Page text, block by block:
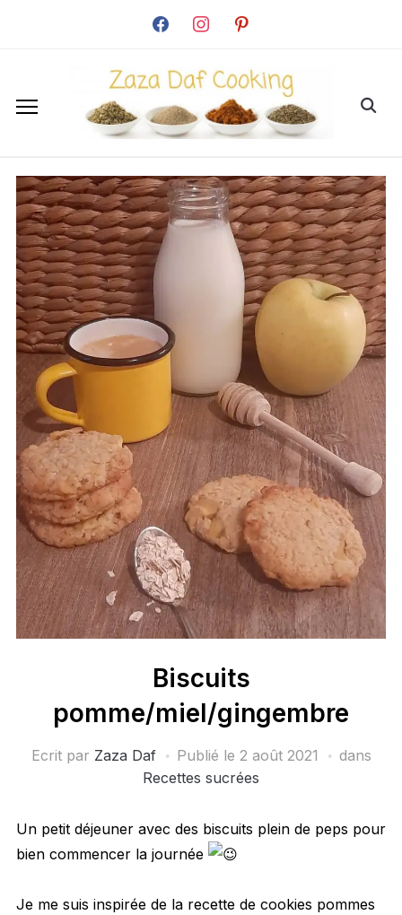
facebook instagrampinterest
Biscuits
pomme/miel/gingembre
Ecrit par Zaza Daf Publié le 2 août 2021
dans
Recettes sucrées
Un petit déjeuner avec des biscuits plein de peps pour
bien commencer la journée
Je me suis inspirée de la recette de cookies pommes